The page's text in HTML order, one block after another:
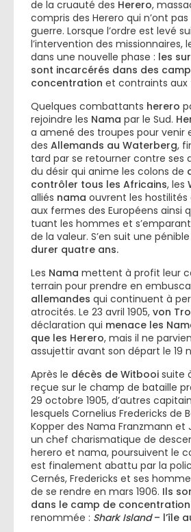
de la cruauté des Herero,
compris des Herero qui n’ont
guerre. Lorsque l’ordre est levé
l’intervention des missionnaires,
dans une nouvelle phase : les
sont incarcérés dans des
concentration et contraints aux
Quelques combattants herero
rejoindre les Nama par le Sud.
a amené des troupes pour venir
des Allemands au Waterberg,
tard par se retourner contre ses
du désir qui anime les colons de
contrôler tous les Africains, les
alliés nama ouvrent les hostilités
aux fermes des Européens ainsi
tuant les hommes et
de la valeur. S’en suit une pénible
durer quatre ans.
Les Nama mettent à profit leur
terrain pour prendre en
allemandes qui continuent à
atrocités. Le 23 avril 1905, von
déclaration qui menace les
que les Herero, mais il ne
assujettir avant son départ le 19
Après le décès de Witbooi suite
reçue sur le champ de bataille
29 octobre 1905, d’autres
lesquels Cornelius Fredericks de
Kopper des Nama Franzmann et
un chef charismatique de
herero et nama, poursuivent le
est finalement abattu par la
Cernés, Fredericks et ses
de se rendre en mars 1906. Ils
dans le camp de concentration
renommée : Shark Island– l’île